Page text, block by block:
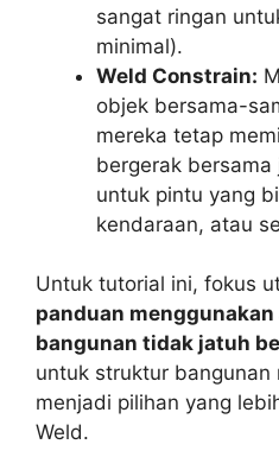
sangat ringan
minimal).
Weld Constrain:
objek bersama-
mereka tetap
bergerak
untuk pintu yang
kendaraan, atau
Untuk tutorial ini, fokus
panduan
bangunan tidak jatuh
untuk struktur bangunan
menjadi pilihan yang
Weld.